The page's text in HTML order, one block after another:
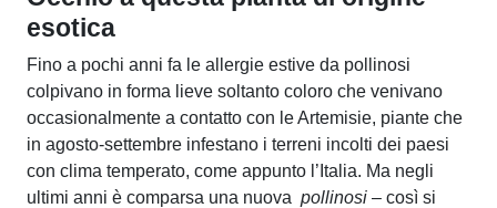
esotica
Fino a pochi anni fa le allergie estive da pollinosi
colpivano in forma lieve soltanto coloro che venivano
occasionalmente a contatto con le Artemisie, piante che
in agosto-settembre infestano i terreni incolti dei paesi
con clima temperato, come appunto l’Italia. Ma negli
ultimi anni è comparsa una nuova pollinosi – così si